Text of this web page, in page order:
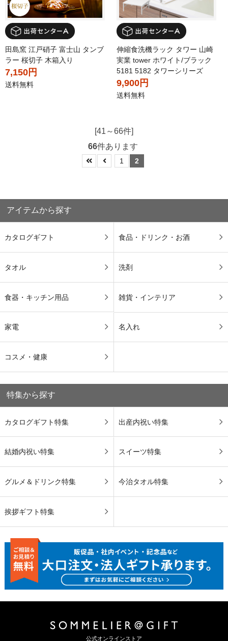
田島窯 江戸硝子 富士山 タンブ
ラー 桜切子 木箱入り
7,150円
送料無料
伸縮食洗機ラック タワー 山崎
実業 tower ホワイト/ブラック
5181 5182 タワーシリーズ
9,900円
送料無料
[41～66件]
66件あります
1 2
アイテムから探す
カタログギフト 食品・ドリンク・お酒
タオル 洗剤
食器・キッチン用品 雑貨・インテリア
家電 名入れ
コスメ・健康
特集から探す
カタログギフト特集 出産内祝い特集
結婚内祝い特集 スイーツ特集
グルメ＆ドリンク特集 今治タオル特集
挨拶ギフト特集
公式オンラインストア